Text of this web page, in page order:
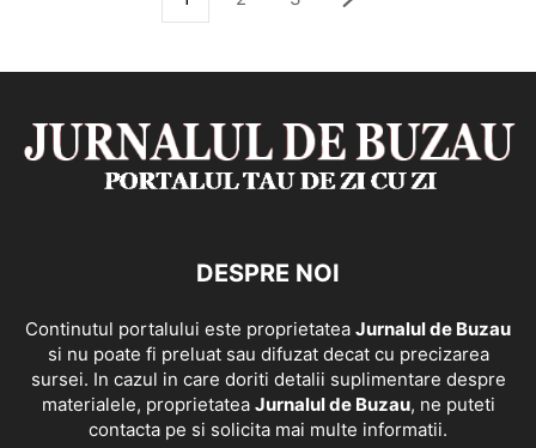
DESPRE NOI
Continutul portalului este proprietatea Jurnalul de Buzau
si nu poate fi preluat sau difuzat decat cu precizarea
sursei. In cazul in care doriti detalii suplimentare despre
materialele, proprietatea Jurnalul de Buzau, ne puteti
contacta pe si solicita mai multe informatii.